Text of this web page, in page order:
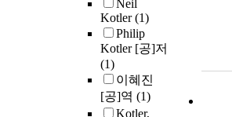
Neil
Kotler(1)
Philip
Kotler [공]저
(1)
이혜진
[공]역 (1)
Kotler,